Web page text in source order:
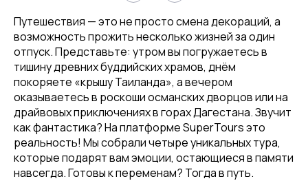
Путешествия — это не просто смена декораций, а
возможность прожить несколько жизней за один
отпуск. Представьте: утром вы погружаетесь в
тишину древних буддийских храмов, днём
покоряете «крышу Таиланда», а вечером
оказываетесь в роскоши османских дворцов или на
драйвовых приключениях в горах Дагестана. Звучит
как фантастика? На платформе SuperTours это
реальность! Мы собрали четыре уникальных тура,
которые подарят вам эмоции, остающиеся в памяти
навсегда. Готовы к переменам? Тогда в путь.